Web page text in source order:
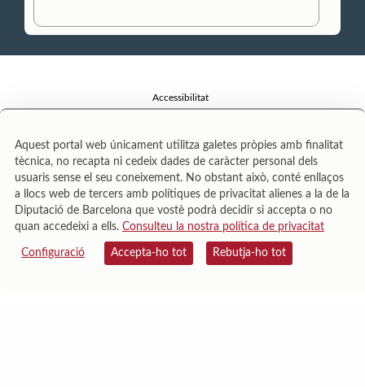
Accessibilitat
Política de privacitat
Mapa web
Qui som
Seguretat
Aquest portal web únicament utilitza galetes pròpies amb finalitat
tècnica, no recapta ni cedeix dades de caràcter personal dels
usuaris sense el seu coneixement. No obstant això, conté enllaços
a llocs web de tercers amb polítiques de privacitat alienes a la de la
Diputació de Barcelona que vostè podrà decidir si accepta o no
quan accedeixi a ells. Consulteu la nostra política de privacitat
Configuració Accepta-ho tot Rebutja-ho tot